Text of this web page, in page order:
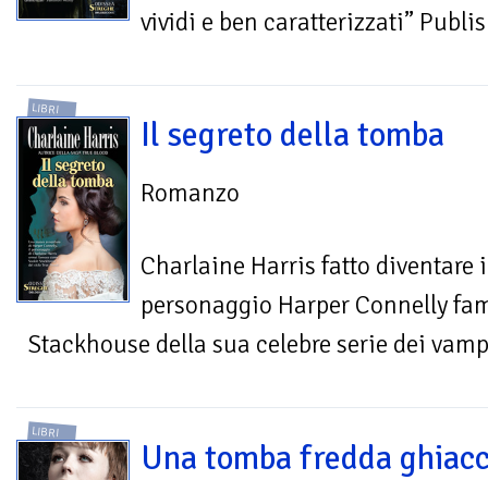
vividi e ben caratterizzati”
LIBRI
Il segreto della tomba
Romanzo
Charlaine Harris fatto diventare
personaggio Harper Connelly
Stackhouse della sua celebre serie dei
LIBRI
Una tomba fredda